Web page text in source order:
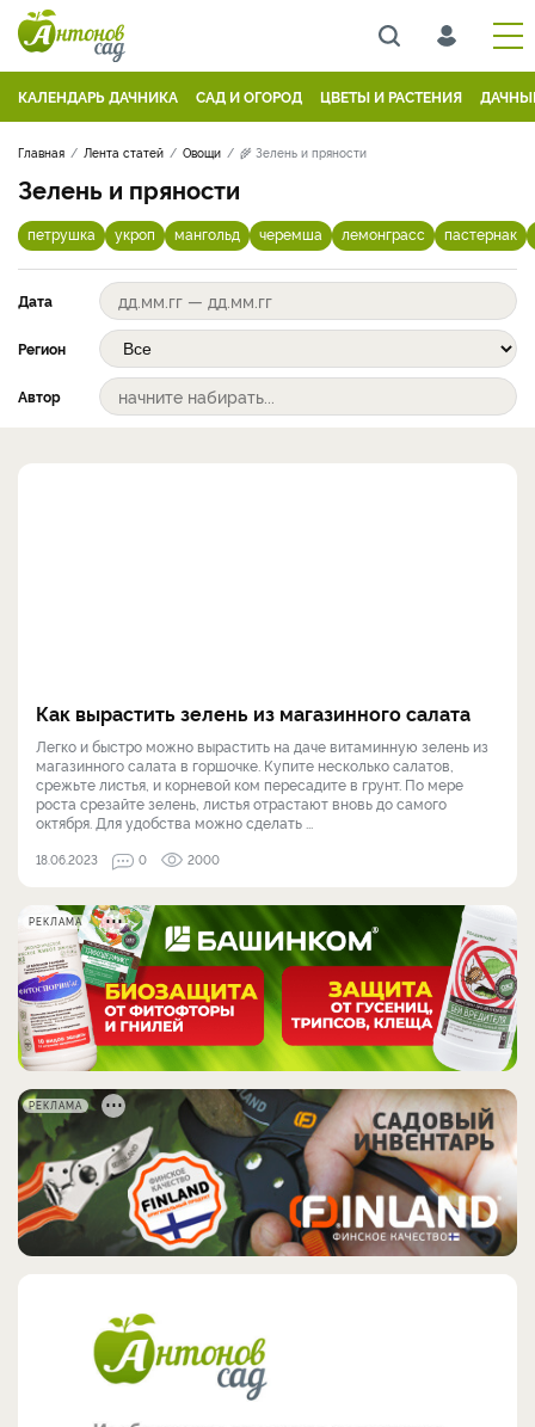
КАЛЕНДАРЬ ДАЧНИКА САД И ОГОРОД ЦВЕТЫ И РАСТЕНИЯ
Главная Лента статей Овощи 🌾 Зелень и пряности
Зелень и пряности
петрушка укроп мангольд черемша лемонграсс пастернак
Дата
Регион
Автор
Как вырастить зелень из магазинного салата
Легко и быстро можно вырастить на даче витаминную зелень из
магазинного салата в горшочке. Купите несколько салатов,
срежьте листья, и корневой ком пересадите в грунт. По мере
роста срезайте зелень, листья отрастают вновь до самого
октября. Для удобства можно сделать ...
18.06.2023 0 2000
РЕКЛАМА
РЕКЛАМА